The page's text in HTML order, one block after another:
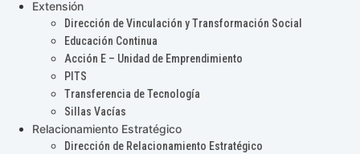
Extensión
Dirección de Vinculación y Transformación Social
Educación Continua
Acción E – Unidad de Emprendimiento
PITS
Transferencia de Tecnología
Sillas Vacías
Relacionamiento Estratégico
Dirección de Relacionamiento Estratégico